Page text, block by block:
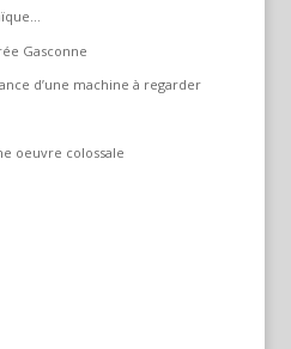
Gasconne
d’une machine à regarder
oeuvre colossale